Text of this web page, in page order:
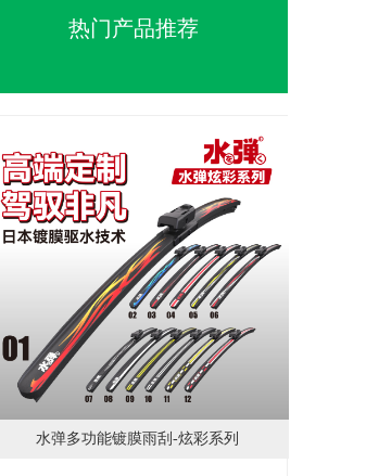
热门产品推荐
水弹多功能镀膜雨刮-炫彩系列